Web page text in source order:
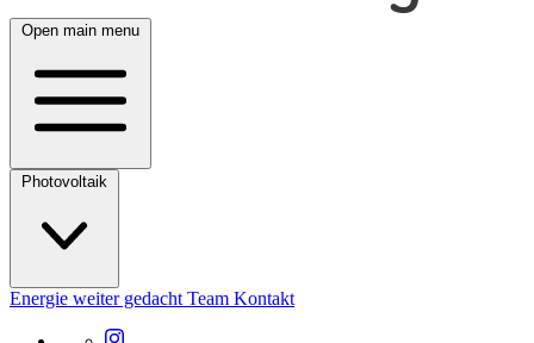
Open main menu
Photovoltaik
Energie weiter gedacht Team Kontakt